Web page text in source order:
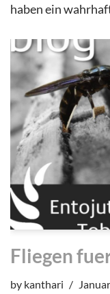
haben ein
Fliegen
by kanthari